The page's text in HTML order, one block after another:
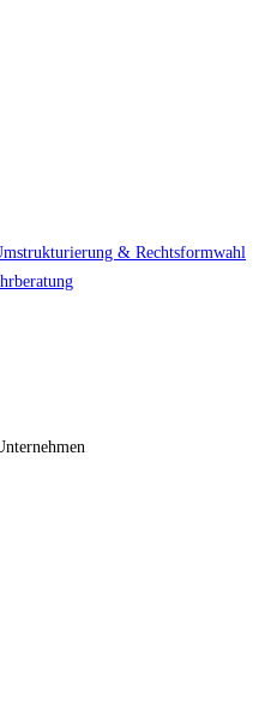
& Rechtsformwahl